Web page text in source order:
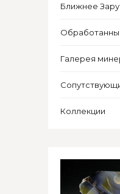
Ближнее
Галерея
Коллекции